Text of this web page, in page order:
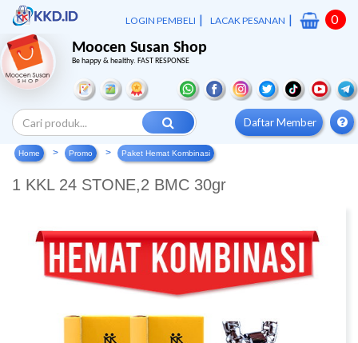
LOGIN PEMBELI | LACAK PESANAN | 0
Moocen Susan Shop
Be happy & healthy. FAST RESPONSE
Daftar Member
Home Promo Paket Hemat Kombinasi
1 KKL 24 STONE,2 BMC 30gr